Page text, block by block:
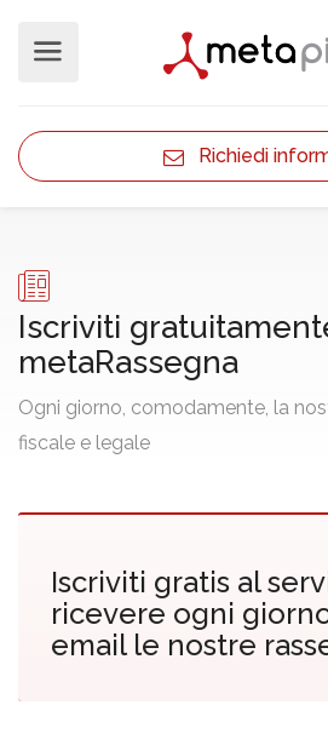
Richiedi
Iscriviti
metaRassegna
Ogni giorno, comodamente, la
fiscale e legale
Iscriviti gratis al
ricevere ogni
email le nostre